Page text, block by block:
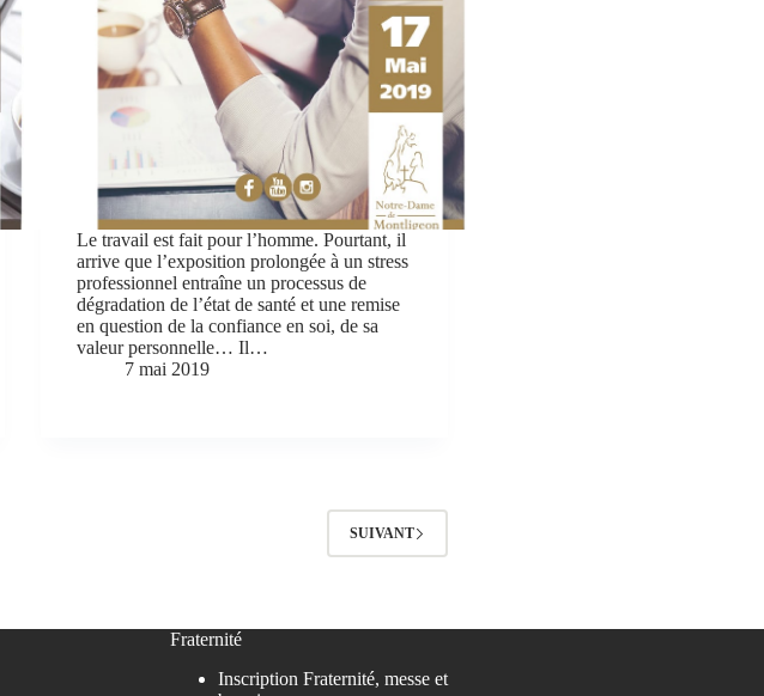
Le travail est fait pour l’homme. Pourtant, il
arrive que l’exposition prolongée à un stress
professionnel entraîne un processus de
dégradation de l’état de santé et une remise
en question de la confiance en soi, de sa
valeur personnelle… Il…
7 mai 2019
SUIVANT
Fraternité
Inscription Fraternité, messe et